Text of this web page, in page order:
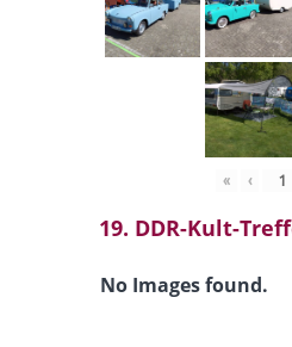
« ‹
19. DDR-Kult-
No Images found.